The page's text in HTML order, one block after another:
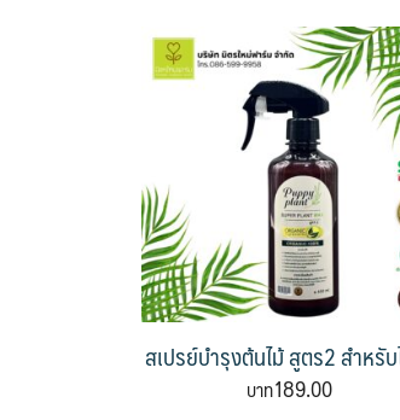
สเปรย์บำรุงต้นไม้ สูตร2 สำหรับ
189.00